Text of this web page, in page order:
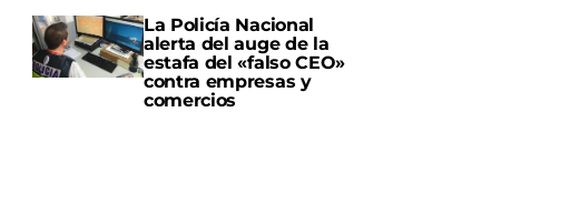
La Policía Nacional
alerta del auge de la
estafa del «falso CEO»
contra empresas y
comercios